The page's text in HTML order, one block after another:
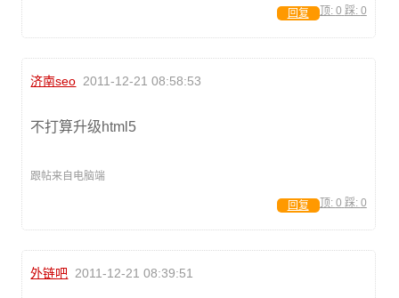
顶: 0 踩: 0
回复
济南seo 2011-12-21 08:58:53
不打算升级html5
跟帖来自电脑端
顶: 0 踩: 0
回复
外链吧 2011-12-21 08:39:51